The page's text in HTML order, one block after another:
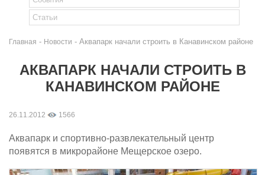
Главная - Новости - Аквапарк начали строить в Канавинском районе
АКВАПАРК НАЧАЛИ СТРОИТЬ В
КАНАВИНСКОМ РАЙОНЕ
26.11.2012 1566
Аквапарк и спортивно-развлекательный центр
появятся в микрорайоне Мещерское озеро.